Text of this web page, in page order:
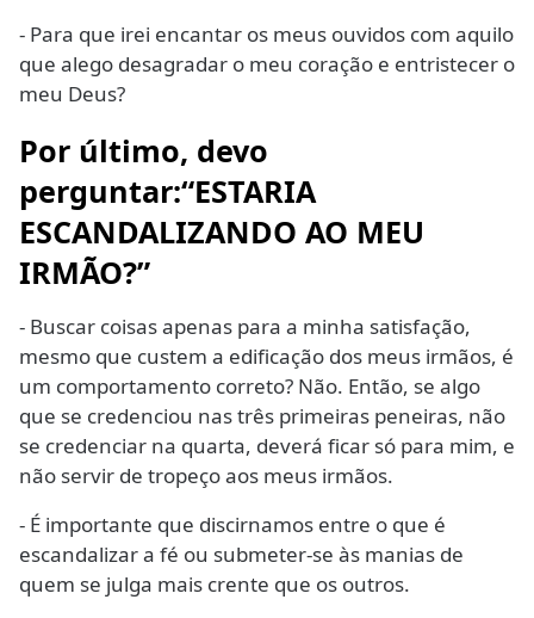
- Para que irei encantar os meus ouvidos com aquilo
que alego desagradar o meu coração e entristecer o
meu Deus?
Por último, devo
perguntar:“ESTARIA
ESCANDALIZANDO AO MEU
IRMÃO?”
- Buscar coisas apenas para a minha satisfação,
mesmo que custem a edificação dos meus irmãos, é
um comportamento correto? Não. Então, se algo
que se credenciou nas três primeiras peneiras, não
se credenciar na quarta, deverá ficar só para mim, e
não servir de tropeço aos meus irmãos.
- É importante que discirnamos entre o que é
escandalizar a fé ou submeter-se às manias de
quem se julga mais crente que os outros.